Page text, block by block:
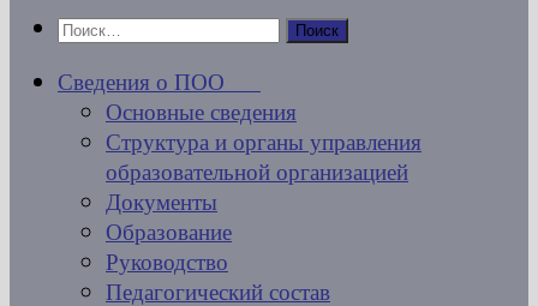
Найти:
Сведения о ПОО
Основные сведения
Структура и органы управления
образовательной организацией
Документы
Образование
Руководство
Педагогический состав